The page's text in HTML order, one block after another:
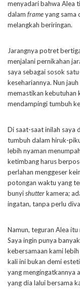
menyadari bahwa Alea
dalam frameyang sama
melangkah beriringan.
Jarangnya potret
menjalani pernikahan
saya sebagai sosok
kesehariannya. Nun
memastikan kebutuhan
mendampingi tumbuh
Di saat-saat inilah saya
tumbuh dalam hiruk-
lebih nyaman
ketimbang harus
perlahan menggeser
potongan waktu yang
bunyishutterkamera;
ingatan, tanpa perlu
Namun, teguran Alea
Saya ingin punya
kebersamaan kami
kali ini bukan demi
yang mengingatkannya
yang dia lalui bersama